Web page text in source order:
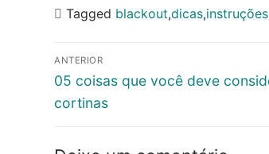
Tagged blackout,dicas,instruções
Navegação
de
Post
ANTERIOR
Post
anterior:
05 coisas que você deve
cortinas